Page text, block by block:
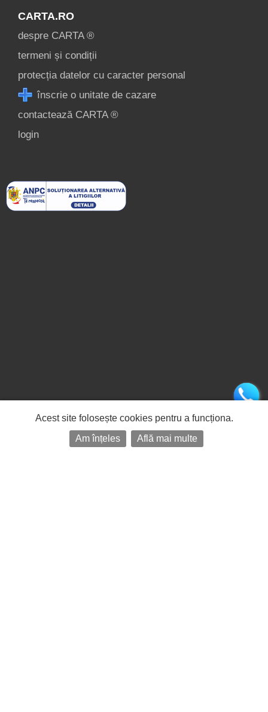
CARTA.RO
despre CARTA ®
termeni și condiții
protecția datelor cu caracter personal
înscrie o unitate de cazare
contactează CARTA ®
login
Acest site folosește cookies pentru a funcționa.
Am înțeles
Află mai multe